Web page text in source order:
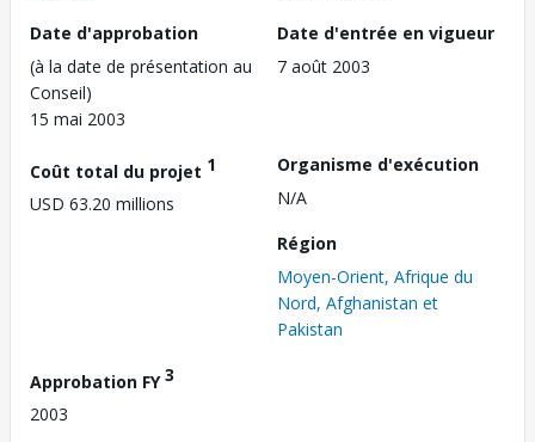
Date d'approbation
(à la date de présentation au
Conseil)
15 mai 2003
Date d'entrée en vigueur
7 août 2003
Coût total du projet 1
USD 63.20 millions
Organisme d'exécution
N/A
Région
Moyen-Orient, Afrique du
Nord, Afghanistan et
Pakistan
Approbation FY3
2003